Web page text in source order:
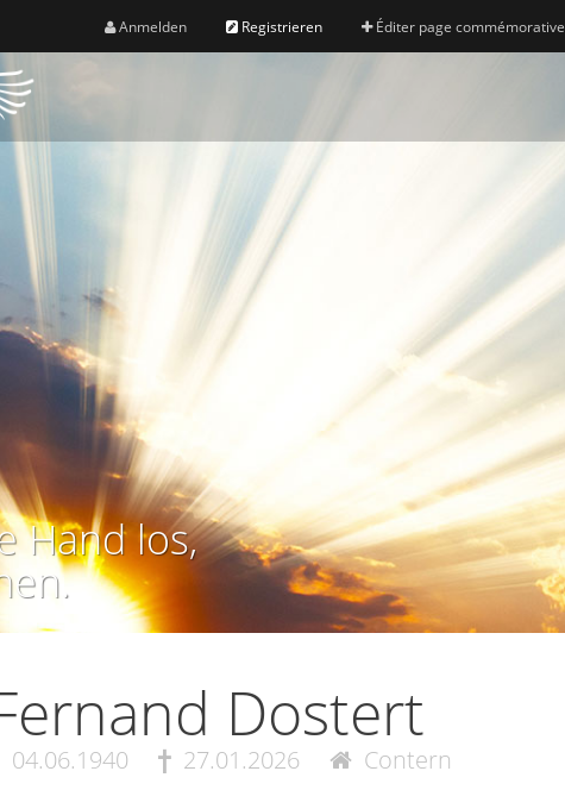
Anmelden Registrieren Éditer page commémorative
Hand los,
Dostert
04.06.1940 27.01.2026 Contern